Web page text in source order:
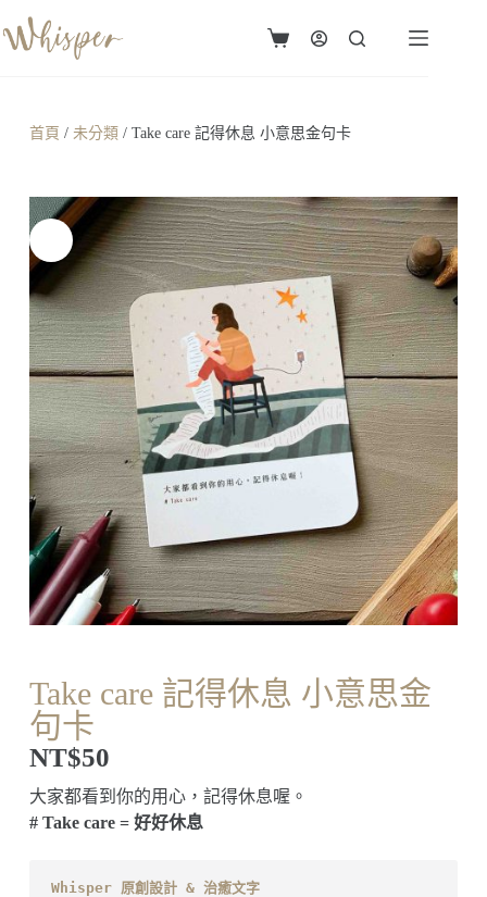
首頁 / 未分類 / Take care 記得休息 小意思金句卡
Take care 記得休息 小意思金
句卡
NT$50
大家都看到你的用心，記得休息喔。
# Take care = 好好休息
Whisper 原創設計 & 治癒文字